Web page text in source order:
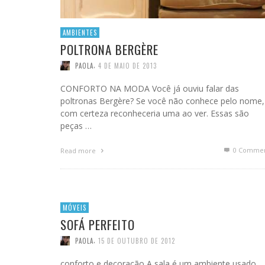
AMBIENTES
POLTRONA BERGÈRE
PAOLA, 4 DE MAIO DE 2013
CONFORTO NA MODA Você já ouviu falar das
poltronas Bergère? Se você não conhece pelo nome,
com certeza reconheceria uma ao ver. Essas são
peças …
Read more 0
MÓVEIS
SOFÁ PERFEITO
PAOLA 15 DE OUTUBRO DE 2012